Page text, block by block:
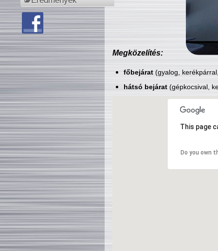
Megközelítés:
főbejárat(gyalog,
hátsó bejárat(gépkocsival,
This page
Do you own